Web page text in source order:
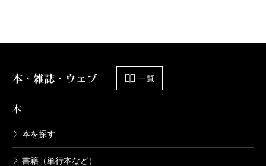
本・雑誌・ウェブ 一覧
本
本を探す
書籍（単行本など）